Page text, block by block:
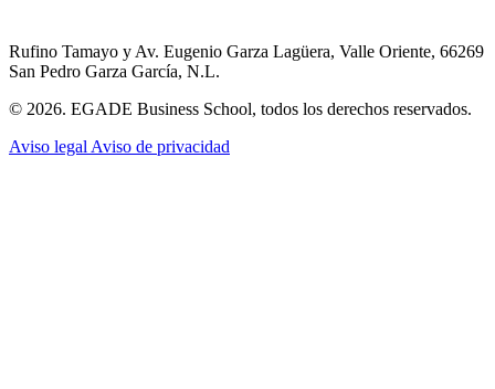
Rufino Tamayo y Av. Eugenio Garza Lagüera, Valle Oriente, 66269
San Pedro Garza García, N.L.
© 2026. EGADE Business School, todos los derechos reservados.
Aviso legal Aviso de privacidad